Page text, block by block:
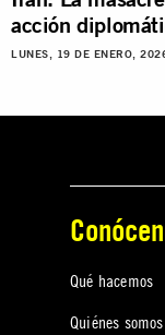
acción
LUNES, 19 DE ENERO,
Qué hacemos
Quiénes somos